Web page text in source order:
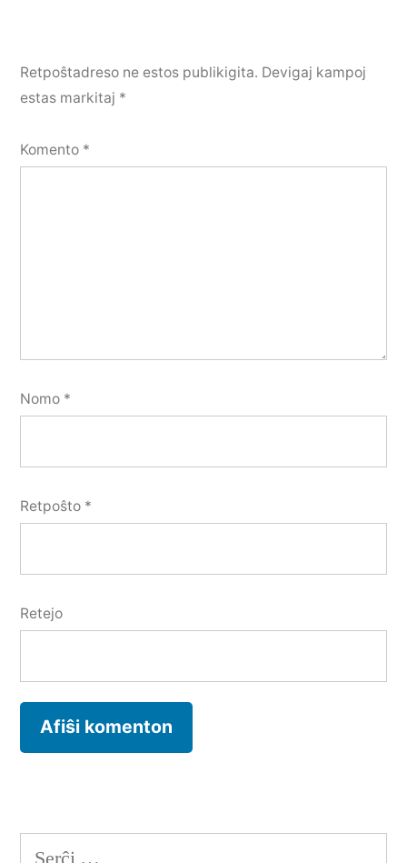
Retpoŝtadreso ne estos publikigita. Devigaj kampoj
estas markitaj *
Komento *
Nomo *
Retpoŝto *
Retejo
Serĉu: